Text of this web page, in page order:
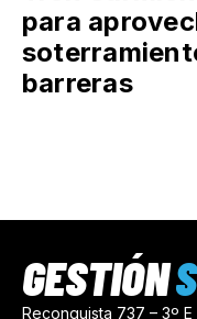
para
barreras
Reconquista 737 – 3º E
GESTIÓN